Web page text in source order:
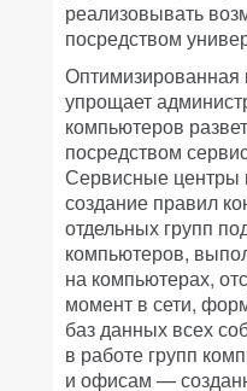
реализовывать
посредством
Оптимизированная
упрощает
компьютеров
посредством
Сервисные центры
создание правил
отдельных групп
компьютеров,
на компьютерах,
момент в сети,
баз данных всех
в работе групп
и офисам —